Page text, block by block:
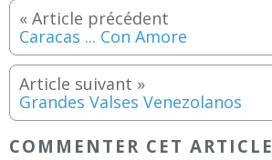
Caracas ... Con Amore
Grandes Valses Venezolanos
COMMENTER CET ARTICLE